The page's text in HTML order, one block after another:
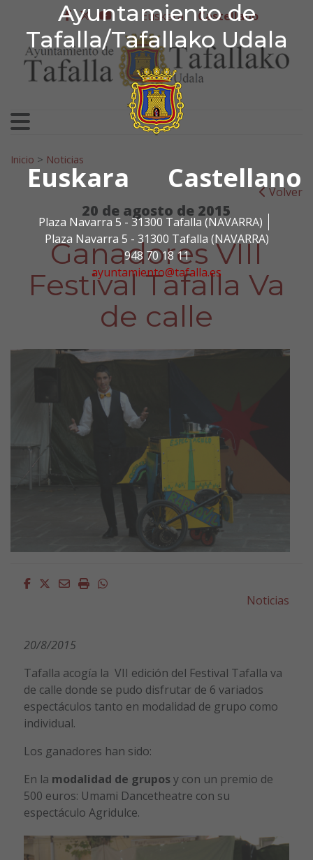
Ayuntamiento de
Tafalla/Tafallako Udala
Euskara Castellano
Plaza Navarra 5 - 31300 Tafalla (NAVARRA)
Plaza Navarra 5 - 31300 Tafalla (NAVARRA)
948 70 18 11
ayuntamiento@tafalla.es
Ir al contenido
Ayuntamiento de
facebook
twitter
youtube
Euskera Castellano
Search for:
Inicio > Noticias
Volver
20 de agosto de 2015
Ganadores VIII
Festival Tafalla Va
de calle
Facebook
Twitter
EmailImprimirWhatsapp
Noticias
20/8/2015
Tafalla acogía la VII edición del Festival Tafalla va
de calle donde se pudo disfrutar de 6 variados
espectáculos tanto en modalidad de grupo como
individual.
Los ganadores han sido:
En la modalidad de gruposy con un premio de
500 euros: Umami Dancetheatre con su
espectáculo Agridulce.